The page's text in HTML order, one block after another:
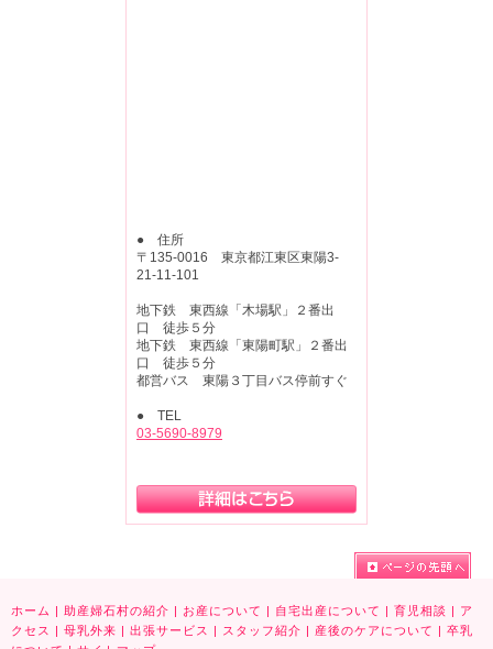
● 住所
〒135-0016 東京都江東区東陽3-
21-11-101
地下鉄 東西線「木場駅」２番出
口 徒歩５分
地下鉄 東西線「東陽町駅」２番出
口 徒歩５分
都営バス 東陽３丁目バス停前すぐ
● TEL
03-5690-8979
ホーム | 助産婦石村の紹介 | お産について | 自宅出産について | 育児相談 | ア
クセス
| 母乳外来 | 出張サービス | スタッフ紹介 | 産後のケアについて | 卒乳